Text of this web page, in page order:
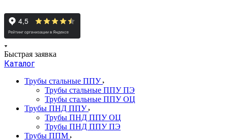
Быстрая заявка
Каталог
Трубы стальные ППУ
Трубы стальные ППУ ПЭ
Трубы стальные ППУ ОЦ
Трубы ПНД ППУ
Трубы ПНД ППУ ОЦ
Трубы ПНД ППУ ПЭ
Трубы ППМ